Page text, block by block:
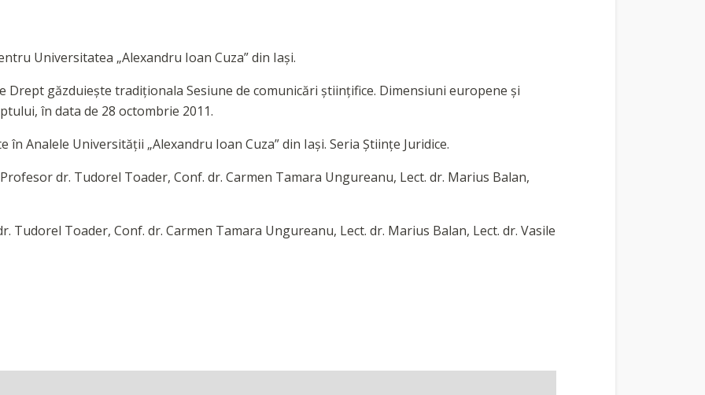
Universitatea „Alexandru Ioan Cuza” din Iași.
Drept găzduiește tradiționala Sesiune de comunicări științifice. Dimensiuni europene şi
în data de 28 octombrie 2011.
Analele Universității „Alexandru Ioan Cuza” din Iași. Seria Științe Juridice.
dr. Tudorel Toader, Conf. dr. Carmen Tamara Ungureanu, Lect. dr. Marius Balan,
Tudorel Toader, Conf. dr. Carmen Tamara Ungureanu, Lect. dr. Marius Balan, Lect. dr. Vasile